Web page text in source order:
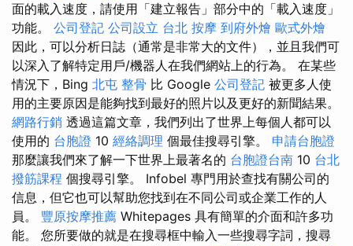
面的載入速度，請使用「建立報告」部分中的「載入速度」
功能。 公司登記 公司設立 台北 按摩 到府外燴 歐式外燴
因此，可以分析日誌（通常是非常大的文件），並且我們可
以深入了解特定用戶/機器人在我們網站上的行為。 在某些
情況下，Bing 北屯 整骨 比 Google 公司登記 被更多人使
用的主要原因是能夠找到最好的照片以及更好的新聞結果。
網路行銷 透過這篇文章，我們列出了世界上每個人都可以
使用的 台胞證 10 經絡調理 個最佳搜尋引擎。 申請台胞證
那麼讓我們來了解一下世界上最著名的 台胞證台南 10 台北
撥筋課程 個搜尋引擎。 Infobel 專門用於查找有關公司的
信息，但它也可以幫助您找到在不同公司或企業工作的人
員。 豐原按摩推薦 Whitepages 具有簡單的介面和許多功
能。 您所要做的就是在搜尋框中輸入一些搜尋字詞，搜尋